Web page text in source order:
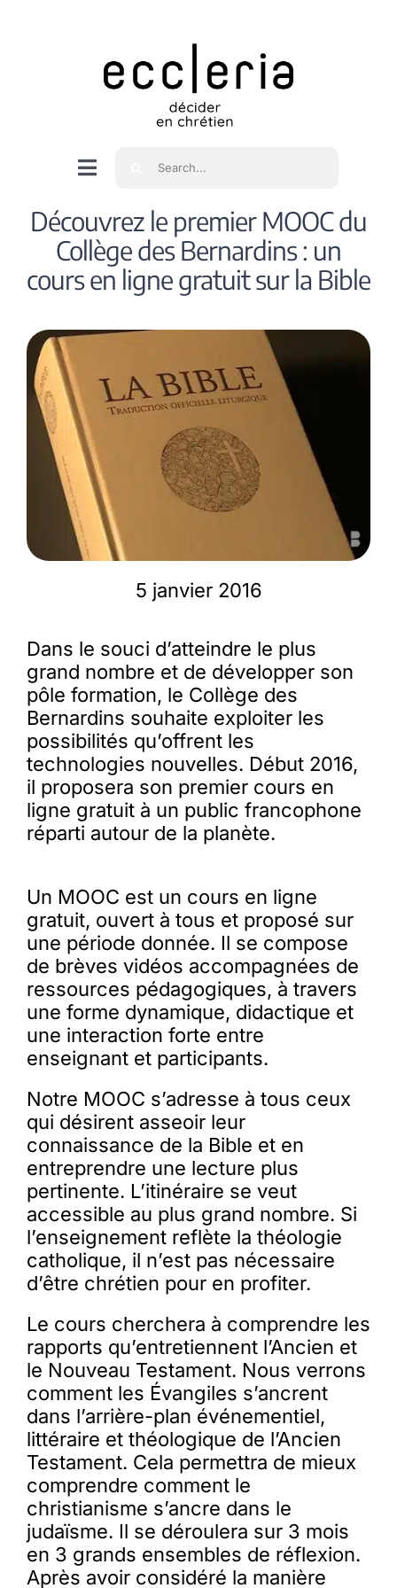
Navigation
bascule
Accueil
Qui sommes nous ?
Intéressés
Spiritualité
Membres
L’actu
Nous soutenir
Rechercher
Découvrez le premier MOOC du
Collège des Bernardins : un
cours en ligne gratuit sur la Bible
5 janvier 2016
Dans le souci d’atteindre le plus
grand nombre et de développer son
pôle formation, le Collège des
Bernardins souhaite exploiter les
possibilités qu’offrent les
technologies nouvelles. Début 2016,
il proposera son premier cours en
ligne gratuit à un public francophone
réparti autour de la planète.
Un MOOC est un cours en ligne
gratuit, ouvert à tous et proposé sur
une période donnée. Il se compose
de brèves vidéos accompagnées de
ressources pédagogiques, à travers
une forme dynamique, didactique et
une interaction forte entre
enseignant et participants.
Notre MOOC s’adresse à tous ceux
qui désirent asseoir leur
connaissance de la Bible et en
entreprendre une lecture plus
pertinente. L’itinéraire se veut
accessible au plus grand nombre. Si
l’enseignement reflète la théologie
catholique, il n’est pas nécessaire
d’être chrétien pour en profiter.
Le cours cherchera à comprendre les
rapports qu’entretiennent l’Ancien et
le Nouveau Testament. Nous verrons
comment les Évangiles s’ancrent
dans l’arrière-plan événementiel,
littéraire et théologique de l’Ancien
Testament. Cela permettra de mieux
comprendre comment le
christianisme s’ancre dans le
judaïsme. Il se déroulera sur 3 mois
en 3 grands ensembles de réflexion.
Après avoir considéré la manière